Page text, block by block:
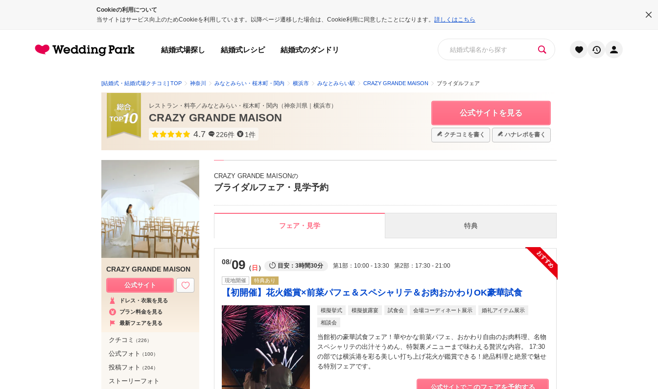
Cookieの利用について
当サイトはサービス向上のためCookieを利用しています。以降ページ遷移した場合は、Cookie利用に同意したことになります。 詳しくはこちら
結婚式場探し 結婚式レシピ 結婚式のダンドリ
[結婚式・結婚式場クチコミ] TOP 神奈川 みなとみらい・桜木町・関内 横浜市 みなとみらい駅 CRAZY GRANDE MAISON ブライダルフェア
レストラン・料亭／みなとみらい・桜木町・関内 （神奈川県 横浜市）
CRAZY GRANDE MAISON
点数
4.7 226件 1件
公式サイトを見る
クチコミを書く ハナレポを書く
CRAZY GRANDE MAISONの
ブライダルフェア・見学予約
フェア・見学 特典
08 09 日 目安：3時間30分 第1部 10:00 - 13:30 第2部 17:30 - 21:00 おすすめ
現地開催 特典あり
【初開催】花火鑑賞×前菜パフェ＆スペシャリテ＆お肉おかわりOK豪華試食
模擬挙式 模擬披露宴 試食会 会場コーディネート展示 婚礼アイテム展示
相談会
当館初の豪華試食フェア！華やかな前菜パフェ、おかわり自由のお肉料理、名物
スペシャリテの出汁そうめん、特製裏メニューまで味わえる贅沢な内容。 17:30
の部では横浜港を彩る美しい打ち上げ花火が鑑賞できる！絶品料理と絶景で魅せ
る特別フェアです。
公式サイトでこのフェアを予約する
CRAZY GRANDE MAISON
公式サイト
ドレス・衣装を見る
プラン料金を見る
最新フェアを見る
クチコミ （226）
公式フォト （100）
投稿フォト （204）
ストーリーフォト